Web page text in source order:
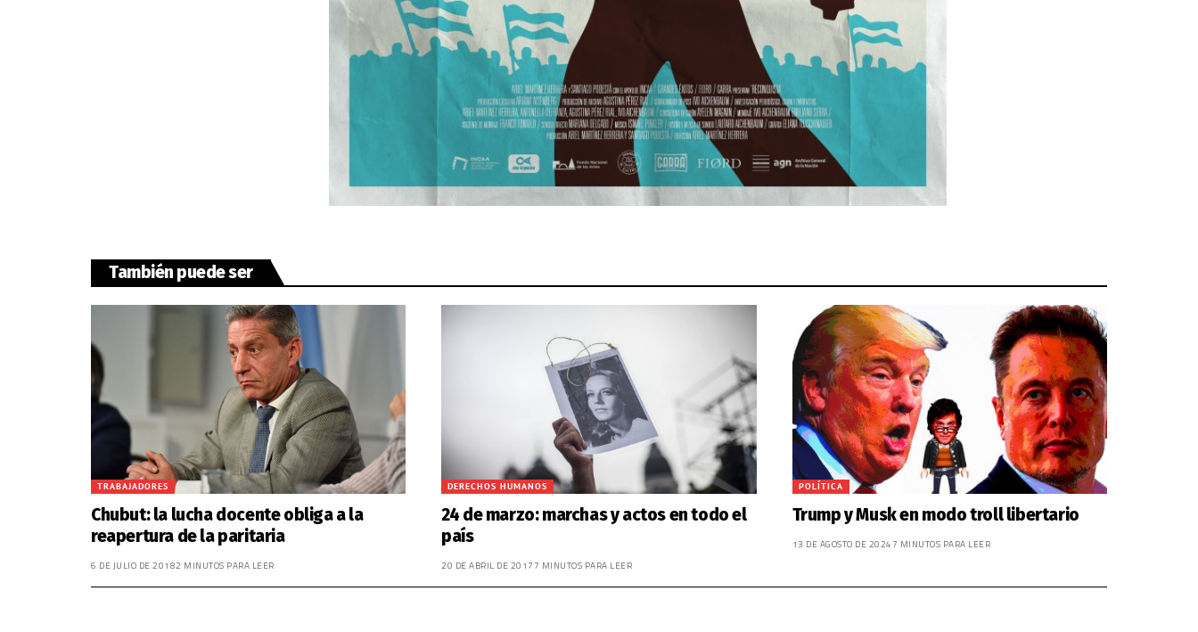
También puede ser
TRABAJADORES
Chubut: la lucha docente obliga a la
reapertura de la paritaria
6 DE JULIO DE 20182 MINUTOS PARA LEER
DERECHOS HUMANOS
24 de marzo: marchas y actos en todo el
país
20 DE ABRIL DE 20177 MINUTOS PARA LEER
POLÍTICA
Trump y Musk en modo troll libertario
13 DE AGOSTO DE 20247 MINUTOS PARA LEER